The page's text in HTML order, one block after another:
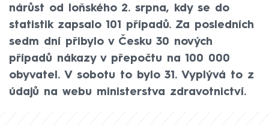
nárůst od loňského 2. srpna, kdy se do
statistik zapsalo 101 případů. Za posledních
sedm dní přibylo v Česku 30 nových
případů nákazy v přepočtu na 100 000
obyvatel. V sobotu to bylo 31. Vyplývá to z
údajů na webu ministerstva zdravotnictví.